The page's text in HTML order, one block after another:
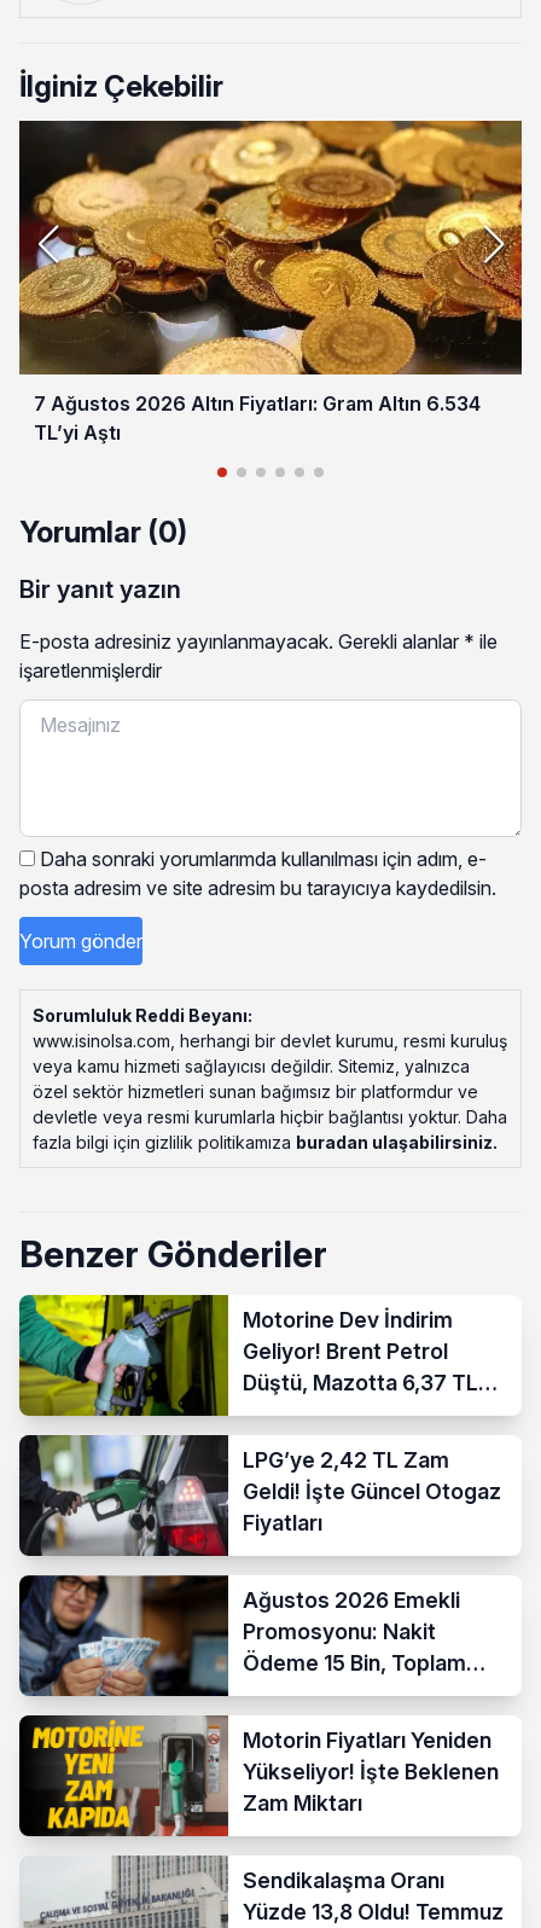
İlginiz Çekebilir
7 Ağustos 2026 Altın Fiyatları: Gram Altın 6.534
TL’yi Aştı
Yorumlar (0)
Bir yanıt yazın
E-posta adresiniz yayınlanmayacak. Gerekli alanlar * ile
işaretlenmişlerdir
Daha sonraki yorumlarımda kullanılması için adım, e-
posta adresim ve site adresim bu tarayıcıya kaydedilsin.
Sorumluluk Reddi Beyanı:
www.isinolsa.com, herhangi bir devlet kurumu, resmi kuruluş
veya kamu hizmeti sağlayıcısı değildir. Sitemiz, yalnızca
özel sektör hizmetleri sunan bağımsız bir platformdur ve
devletle veya resmi kurumlarla hiçbir bağlantısı yoktur. Daha
fazla bilgi için gizlilik politikamıza buradan ulaşabilirsiniz.
Benzer Gönderiler
Motorine Dev İndirim
Geliyor! Brent Petrol
Düştü, Mazotta 6,37 TL
İndirim Bekleniyor
LPG’ye 2,42 TL Zam
Geldi! İşte Güncel Otogaz
Fiyatları
Ağustos 2026 Emekli
Promosyonu: Nakit
Ödeme 15 Bin, Toplam
Fırsat 35 Bin TL’ye Çıktı
Motorin Fiyatları Yeniden
Yükseliyor! İşte Beklenen
Zam Miktarı
Sendikalaşma Oranı
Yüzde 13,8 Oldu! Temmuz